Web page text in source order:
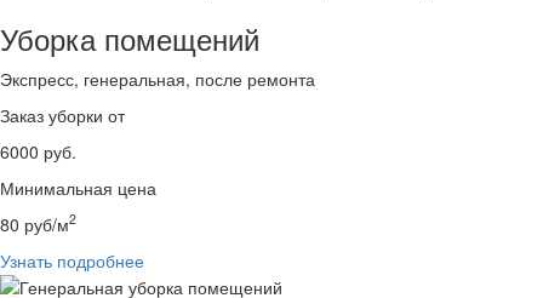
Уборка помещений
Экспресс, генеральная, после ремонта
Заказ уборки от
6000 руб.
Минимальная цена
80 руб/м2
Узнать подробнее